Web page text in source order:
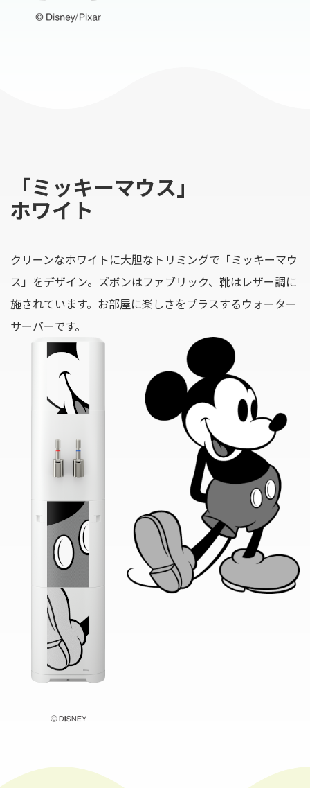
「ミッキーマウス」
ホワイト
クリーンなホワイトに大胆なトリミングで「ミッキーマウ
ス」をデザイン。ズボンはファブリック、靴はレザー調に
施されています。お部屋に楽しさをプラスするウォーター
サーバーです。